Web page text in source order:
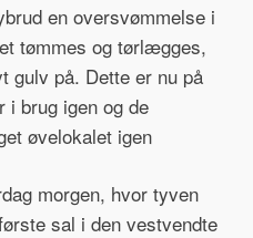
en oversvømmelse i
tømmes og tørlægges,
gulv på. Dette er nu på
brug igen og de
øvelokalet igen
morgen, hvor tyven
sal i den vestvendte